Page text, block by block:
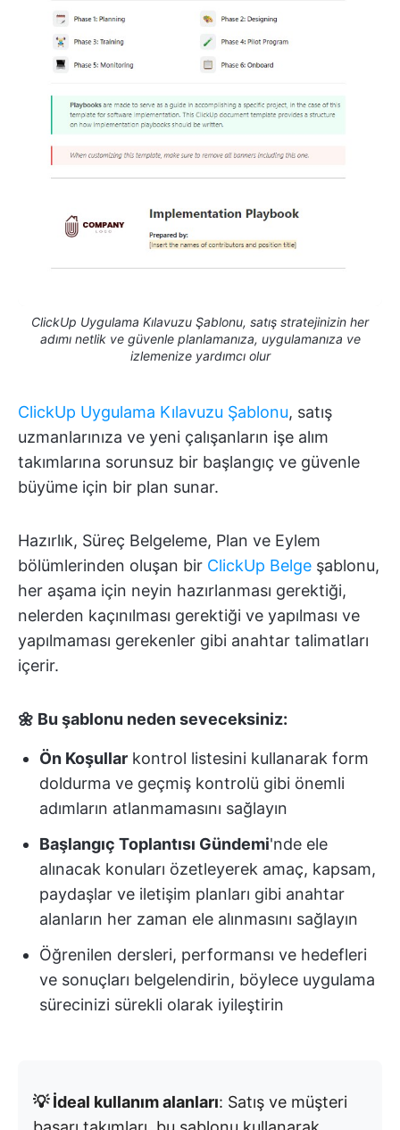
ClickUp Uygulama Kılavuzu Şablonu, satış stratejinizin her
adımı netlik ve güvenle planlamanıza, uygulamanıza ve
izlemenize yardımcı olur
ClickUp Uygulama Kılavuzu Şablonu, satış
uzmanlarınıza ve yeni çalışanların işe alım
takımlarına sorunsuz bir başlangıç ve güvenle
büyüme için bir plan sunar.
Hazırlık, Süreç Belgeleme, Plan ve Eylem
bölümlerinden oluşan bir ClickUp Belge şablonu,
her aşama için neyin hazırlanması gerektiği,
nelerden kaçınılması gerektiği ve yapılması ve
yapılmaması gerekenler gibi anahtar talimatları
içerir.
🌼 Bu şablonu neden seveceksiniz:
Ön Koşullar kontrol listesini kullanarak form
doldurma ve geçmiş kontrolü gibi önemli
adımların atlanmamasını sağlayın
Başlangıç Toplantısı Gündemi'nde ele
alınacak konuları özetleyerek amaç, kapsam,
paydaşlar ve iletişim planları gibi anahtar
alanların her zaman ele alınmasını sağlayın
Öğrenilen dersleri, performansı ve hedefleri
ve sonuçları belgelendirin, böylece uygulama
sürecinizi sürekli olarak iyileştirin
💡 İdeal kullanım alanları: Satış ve müşteri